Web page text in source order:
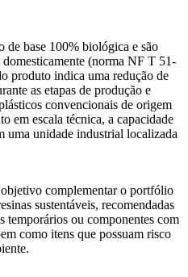
de base 100% biológica e são
(norma NF T 51-
produto indica uma redução de
as etapas de produção e
convencionais de origem
em escala técnica, a capacidade
uma unidade industrial localizada
complementar o portfólio
sustentáveis, recomendadas
temporários ou componentes com
como itens que possuam risco